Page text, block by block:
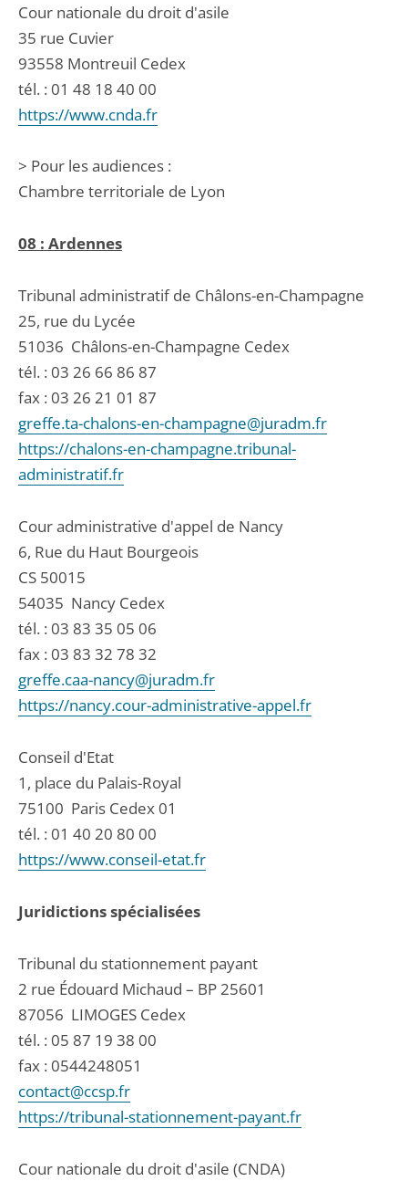
Cour nationale du droit d'asile
35 rue Cuvier
93558 Montreuil Cedex
tél. : 01 48 18 40 00
https://www.cnda.fr
> Pour les audiences :
Chambre territoriale de Lyon
08 : Ardennes
Tribunal administratif de Châlons-en-Champagne
25, rue du Lycée
51036 Châlons-en-Champagne Cedex
tél. : 03 26 66 86 87
fax : 03 26 21 01 87
greffe.ta-chalons-en-champagne@juradm.fr
https://chalons-en-champagne.tribunal-
administratif.fr
Cour administrative d'appel de Nancy
6, Rue du Haut Bourgeois
CS 50015
54035 Nancy Cedex
tél. : 03 83 35 05 06
fax : 03 83 32 78 32
greffe.caa-nancy@juradm.fr
https://nancy.cour-administrative-appel.fr
Conseil d'Etat
1, place du Palais-Royal
75100 Paris Cedex 01
tél. : 01 40 20 80 00
https://www.conseil-etat.fr
Juridictions spécialisées
Tribunal du stationnement payant
2 rue Édouard Michaud – BP 25601
87056 LIMOGES Cedex
tél. : 05 87 19 38 00
fax : 0544248051
contact@ccsp.fr
https://tribunal-stationnement-payant.fr
Cour nationale du droit d'asile (CNDA)